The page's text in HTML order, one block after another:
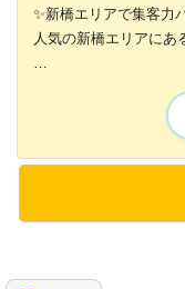
✨️新橋エリアで集客力
人気の新橋エリアにあ
だから、シフトカット
好きな時間に好きな
年末に向けてただいま